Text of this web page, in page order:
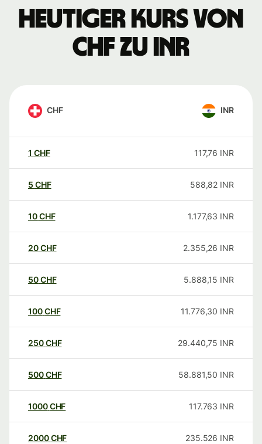
Heutiger Kurs von
CHF zu INR
CHF INR
1 CHF 117,76 INR
5 CHF 588,82 INR
10CHF 1.177,63 INR
20CHF 2.355,26 INR
50CHF 5.888,15 INR
100CHF 11.776,30 INR
250CHF 29.440,75 INR
500CHF 58.881,50 INR
1000CHF 117.763 INR
2000CHF 235.526 INR